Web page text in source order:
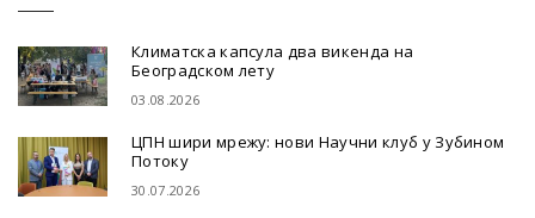
Климатска капсула два викенда на
Београдском лету
03.08.2026
ЦПН шири мрежу: нови Научни клуб у Зубином
Потоку
30.07.2026